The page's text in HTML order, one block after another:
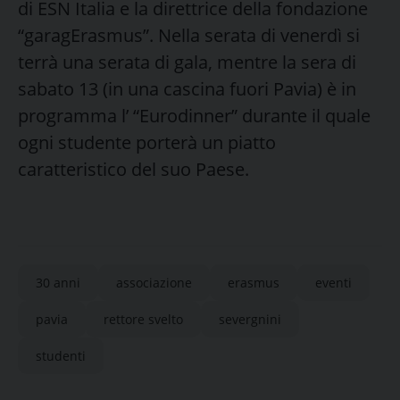
di ESN Italia e la direttrice della fondazione
“garagErasmus”. Nella serata di venerdì si
terrà una serata di gala, mentre la sera di
sabato 13 (in una cascina fuori Pavia) è in
programma l’ “Eurodinner” durante il quale
ogni studente porterà un piatto
caratteristico del suo Paese.
30 anni associazione erasmus eventi
pavia rettore svelto severgnini
studenti